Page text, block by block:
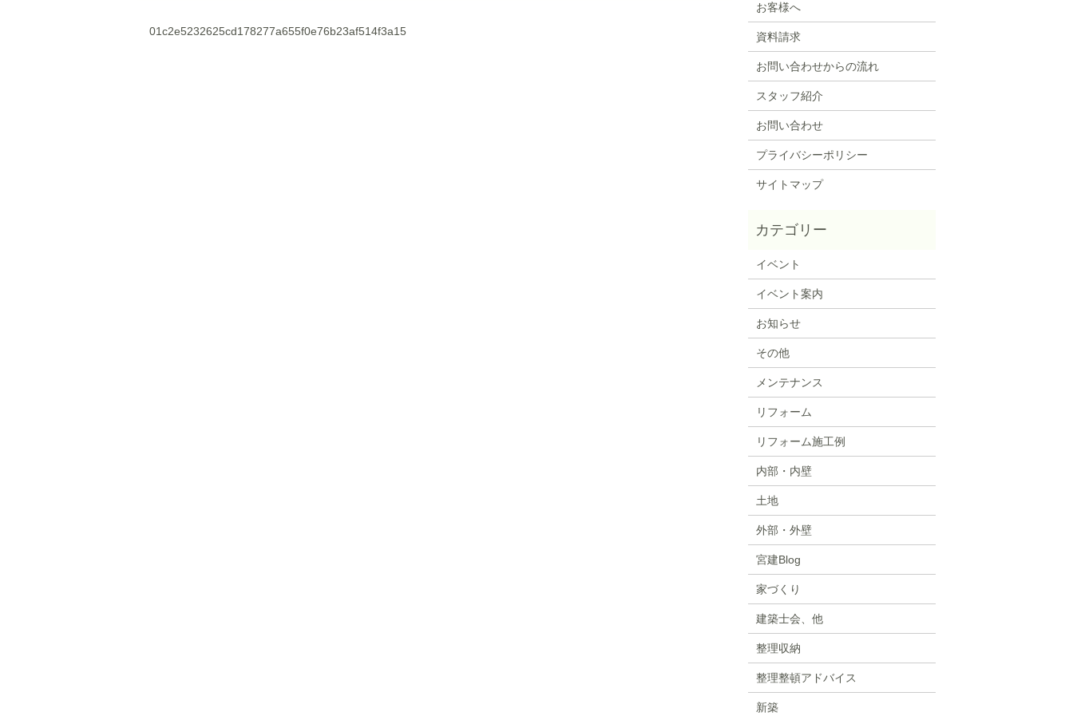
01c2e5232625cd178277a655f0e76b23af514f3a15
お客様へ
資料請求
お問い合わせからの流れ
スタッフ紹介
お問い合わせ
プライバシーポリシー
サイトマップ
イベント
イベント案内
お知らせ
その他
メンテナンス
リフォーム
リフォーム施工例
内部・内壁
土地
外部・外壁
宮建Blog
家づくり
建築士会、他
整理収納
整理整頓アドバイス
新築